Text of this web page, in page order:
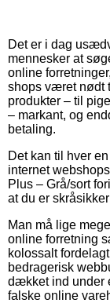
Det er i dag
mennesker at
online
shops været nødt
produkter – til
– markant, og
betaling.
Det kan til hver
internet
Plus – Grå/sort
at du er
Man må lige
online forretning
kolossalt
bedragerisk
dækket ind under
falske online